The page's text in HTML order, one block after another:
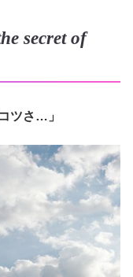
secret of
ツさ…」